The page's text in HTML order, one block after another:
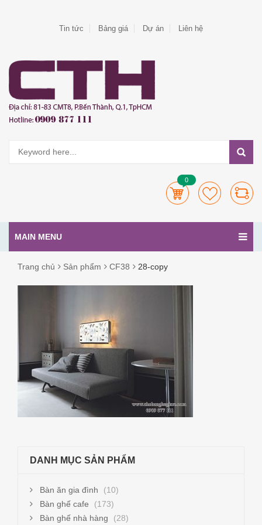
Tin tức Bảng giá Dự án Liên hệ
0
MAIN MENU
Trang chủ Sản phẩm CF38 28-copy
DANH MỤC SẢN PHẨM
Bàn ăn gia đình
(10)
Bàn ghế cafe
(173)
Bàn ghế nhà hàng
(28)